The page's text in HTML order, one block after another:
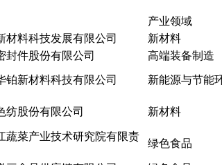
产业领域
材料科技发展有限公司 新材料
封件股份有限公司 高端装备制造
铂新材料科技有限公司 新能源与节能
纺股份有限公司 新材料
蔬菜产业技术研究院有限责
绿色食品